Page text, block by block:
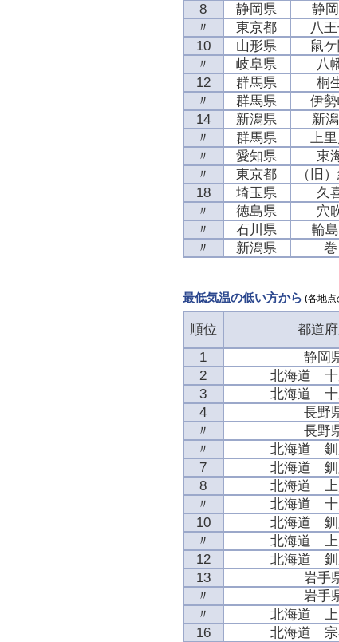
8
静岡県 静
〃
東京都 八
10
山形県 鼠
〃
岐阜県 八
12
群馬県 桐
〃
群馬県 伊
14
新潟県 新
〃
群馬県 上
〃
愛知県 東
〃
東京都 （旧
18
埼玉県 久
〃
徳島県 穴
〃
石川県 輪
〃
新潟県 巻
最低気温の低い方から (各地点
順位 都道
1
静岡
2
北海道 十
3
北海道 十
4
長野
〃
長野
〃
北海道 釧
7
北海道 釧
8
北海道 上
〃
北海道 十
10
北海道 釧
〃
北海道 上
12
北海道 釧
13
岩手
〃
岩手
〃
北海道 上
16
北海道 宗